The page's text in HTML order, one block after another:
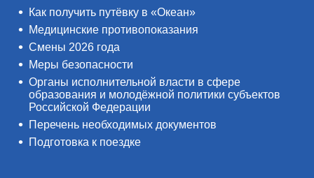
Как получить путёвку в «Океан»
Медицинские противопоказания
Смены 2026 года
Меры безопасности
Органы исполнительной власти в сфере
образования и молодёжной политики субъектов
Российской Федерации
Перечень необходимых документов
Подготовка к поездке